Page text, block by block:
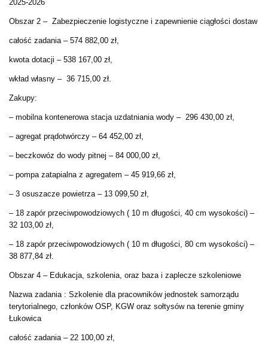
2025-2026
Obszar 2 – Zabezpieczenie logistyczne i zapewnienie ciągłości dostaw
całość zadania – 574 882,00 zł,
kwota dotacji – 538 167,00 zł,
wkład własny – 36 715,00 zł.
Zakupy:
– mobilna kontenerowa stacja uzdatniania wody – 296 430,00 zł,
– agregat prądotwórczy – 64 452,00 zł,
– beczkowóz do wody pitnej – 84 000,00 zł,
– pompa zatapialna z agregatem – 45 919,66 zł,
– 3 osuszacze powietrza – 13 099,50 zł,
– 18 zapór przeciwpowodziowych ( 10 m długości, 40 cm wysokości) –
32 103,00 zł,
– 18 zapór przeciwpowodziowych ( 10 m długości, 80 cm wysokości) –
38 877,84 zł.
Obszar 4 – Edukacja, szkolenia, oraz baza i zaplecze szkoleniowe
Nazwa zadania : Szkolenie dla pracowników jednostek samorządu
terytorialnego, członków OSP, KGW oraz sołtysów na terenie gminy
Łukowica
całość zadania – 22 100,00 zł,